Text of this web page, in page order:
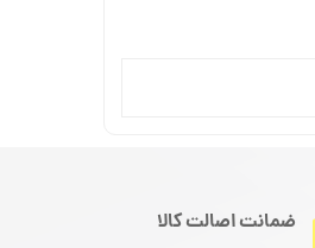
ضمانت اصالت کالا